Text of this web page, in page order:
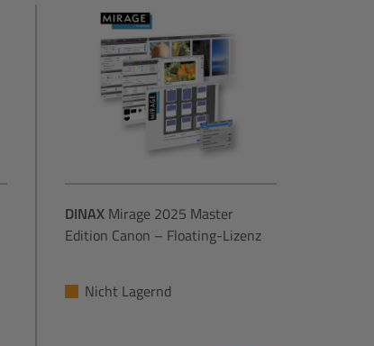
DINAXMirage 2025 Master
Edition Canon – Floating-Lizenz
Nicht Lagernd